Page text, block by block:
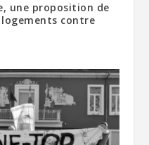
une proposition de
contre